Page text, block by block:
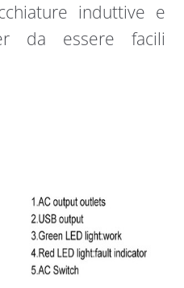
induttive e
da essere facili